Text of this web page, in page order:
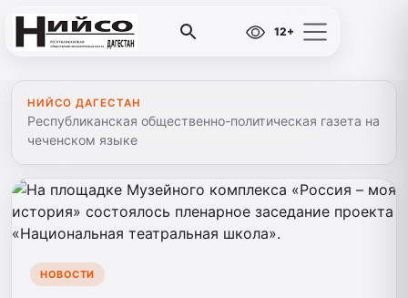
12+
НИЙСО ДАГЕСТАН
Республиканская общественно-политическая газета на
чеченском языке
НОВОСТИ